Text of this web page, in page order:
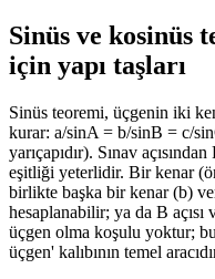
Sinüs ve kosinüs
için yapı taşları
Sinüs teoremi, üçgenin iki
kurar: a/sinA = b/sinB = c/
yarıçapıdır). Sınav
eşitliği yeterlidir. Bir kenar
birlikte başka bir kenar (b)
hesaplanabilir; ya da B
üçgen olma koşulu yoktur;
üçgen' kalıbının temel